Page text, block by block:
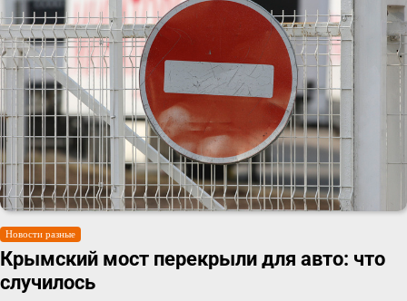
Новости разные
Крымский мост перекрыли для авто: что
случилось